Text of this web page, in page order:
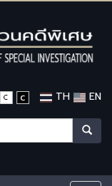
TH EN